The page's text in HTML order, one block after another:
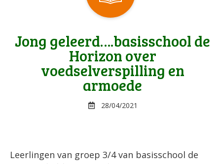
Jong geleerd….basisschool de
Horizon over
voedselverspilling en
armoede
28/04/2021
Leerlingen van groep 3/4 van basisschool de